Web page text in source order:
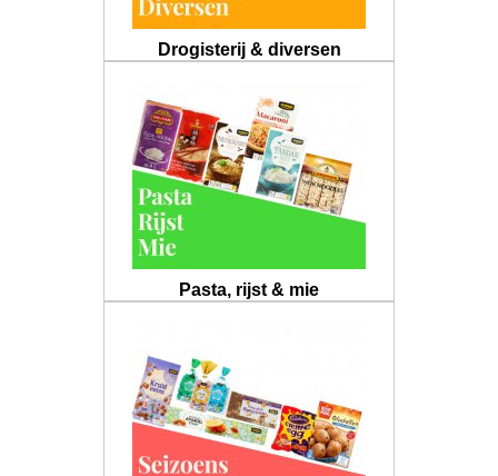
Drogisterij & diversen
Pasta, rijst & mie